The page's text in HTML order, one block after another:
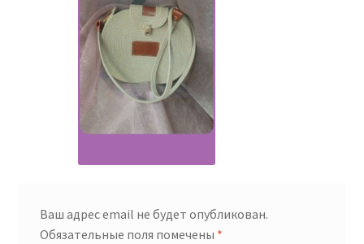
Ваш адрес email не будет опубликован.
Обязательные поля помечены *